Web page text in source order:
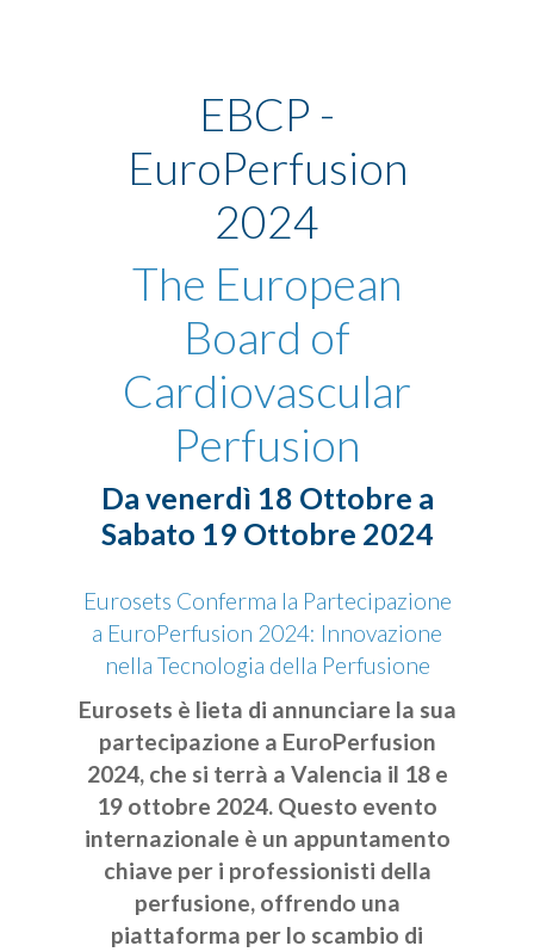
EBCP -
EuroPerfusion
2024
The European
Board of
Cardiovascular
Perfusion
Da venerdì 18 Ottobre a
Sabato 19 Ottobre 2024
Eurosets Conferma la Partecipazione
a EuroPerfusion 2024: Innovazione
nella Tecnologia della Perfusione
Eurosets è lieta di annunciare la sua
partecipazione a EuroPerfusion
2024, che si terrà a Valencia il 18 e
19 ottobre 2024. Questo evento
internazionale è un appuntamento
chiave per i professionisti della
perfusione, offrendo una
piattaforma per lo scambio di